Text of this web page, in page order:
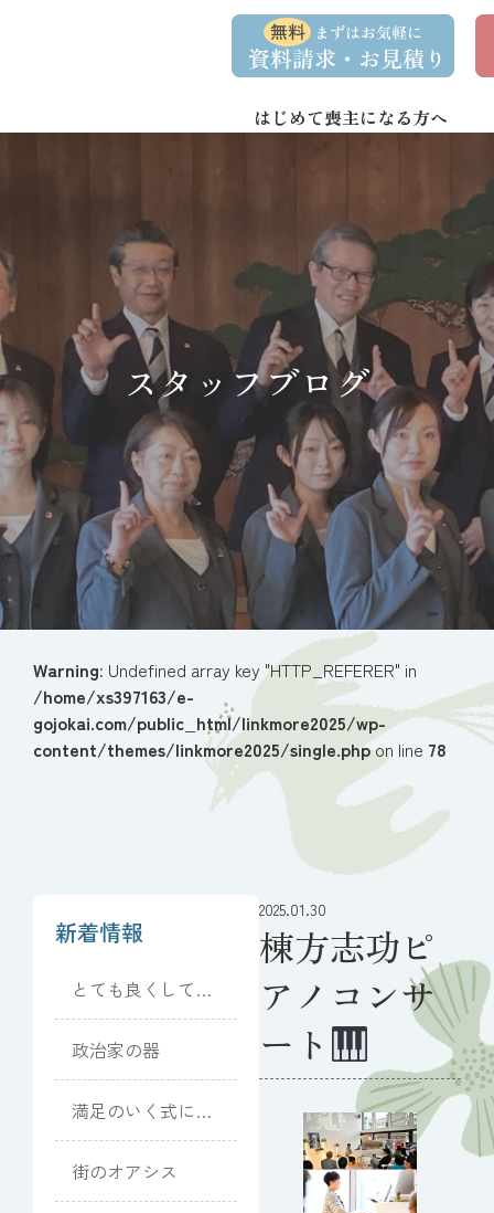
プ
動
資
求
問
事
談
はじめて喪主になる方へ
スタッフブログ
Warning: Undefined array key "HTTP_REFERER" in
/home/xs397163/e-
gojokai.com/public_html/linkmore2025/wp-
content/themes/linkmore2025/single.phpon line 78
新着情報
とても良くしてい
ただきました
政治家の器
満足のいく式にな
りました
街のオアシス
2025.01.30
棟方志功ピ
アノコンサ
ート